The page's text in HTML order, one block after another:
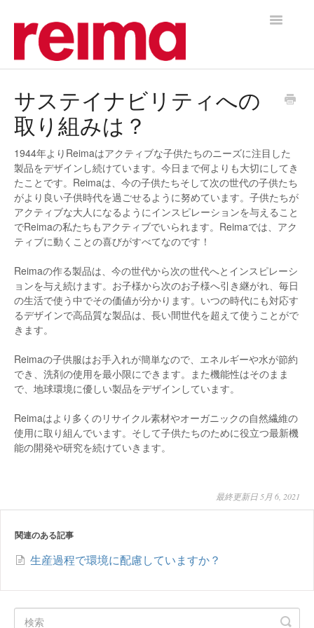
Toggle
サステイナビリティへの
取り組みは？
1944年よりReimaはアクティブな子供たちのニーズに注目した
製品をデザインし続けています。今日まで何よりも大切にしてき
たことです。Reimaは、今の子供たちそして次の世代の子供たち
がより良い子供時代を過ごせるように努めています。子供たちが
アクティブな大人になるようにインスピレーションを与えること
でReimaの私たちもアクティブでいられます。Reimaでは、アク
ティブに動くことの喜びがすべてなのです！
Reimaの作る製品は、今の世代から次の世代へとインスピレーシ
ョンを与え続けます。お子様から次のお子様へ引き継がれ、毎日
の生活で使う中でその価値が分かります。いつの時代にも対応す
るデザインで高品質な製品は、長い間世代を超えて使うことがで
きます。
Reimaの子供服はお手入れが簡単なので、エネルギーや水が節約
でき、洗剤の使用を最小限にできます。また機能性はそのまま
で、地球環境に優しい製品をデザインしています。
Reimaはより多くのリサイクル素材やオーガニックの自然繊維の
使用に取り組んでいます。そして子供たちのために役立つ最新機
能の開発や研究を続けていきます。
最終更新日 5月 6, 2021
関連のある記事
生産過程で環境に配慮していますか？